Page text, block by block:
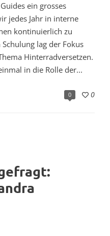
ein grosses
jedes Jahr in interne
kontinuierlich zu
lag der Fokus
Hinterradversetzen.
in die Rolle der...
0 0